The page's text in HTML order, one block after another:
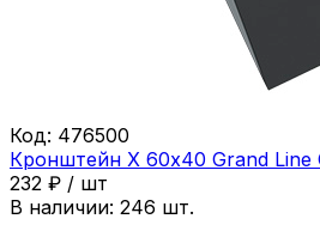
Код: 476500
Кронштейн Х 60х40 Grand Line
232 ₽ / шт
В наличии: 246 шт.